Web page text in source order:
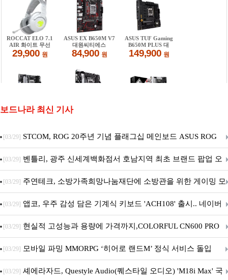
보드나라 최신 기사
[03/29] STCOM, ROG 20주년 기념 플래그십 메인보드 ASUS ROG
Crosshair X870E EDITION 20 국내 출시 예정
[03/29] 벤틀리, 광주 신세계백화점서 호남지역 최초 브랜드 팝업 오
픈
[03/29] 주연테크, 소방가족희망나눔재단에 소방관을 위한 게이밍 모
니터·스마트 펫 침대 기부
[03/29] 앱코, 우주 감성 담은 기계식 키보드 'ACH108' 출시.. 네이버
브랜드데이 기획전 진행
[03/29] 현실적 고성능과 용량에 가격까지,COLORFUL CN600 PRO
M.2 NVMe 디앤디컴 1TB
[03/29] 모바일 파밍 MMORPG ‘히어로 랜드M’ 정식 서비스 돌입
[03/29] 셰에라자드, Questyle Audio(퀘스타일 오디오) 'M18i Max' 국